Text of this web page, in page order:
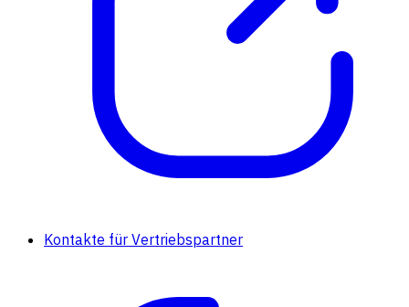
Kontakte für Vertriebspartner